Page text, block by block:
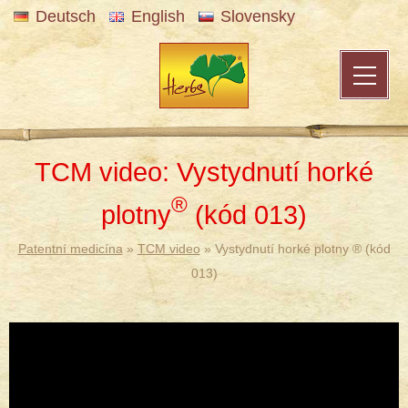
Deutsch English Slovensky
TCM video: Vystydnutí horké
plotny® (kód 013)
Patentní medicína» TCM video» Vystydnutí horké plotny ® (kód
013)
®